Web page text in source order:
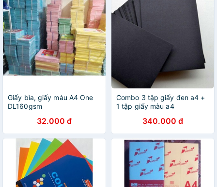
Giấy bìa, giấy màu A4 One
DL160gsm
32.000 đ
Combo 3 tập giấy đen a4 +
1 tập giấy màu a4
340.000 đ